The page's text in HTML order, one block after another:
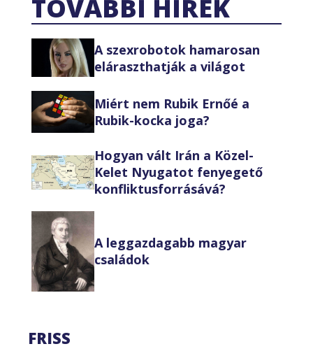
TOVÁBBI HÍREK
A szexrobotok hamarosan
eláraszthatják a világot
Miért nem Rubik Ernőé a
Rubik-kocka joga?
Hogyan vált Irán a Közel-
Kelet Nyugatot fenyegető
konfliktusforrásává?
A leggazdagabb magyar
családok
FRISS